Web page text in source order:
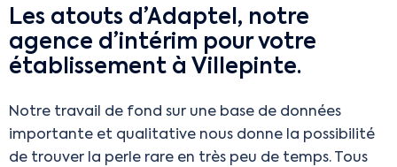
Les atouts d’Adaptel, notre
agence d’intérim pour votre
établissement à Villepinte.
Notre travail de fond sur une base de données
importante et qualitative nous donne la possibilité
de trouver la perle rare en très peu de temps. Tous